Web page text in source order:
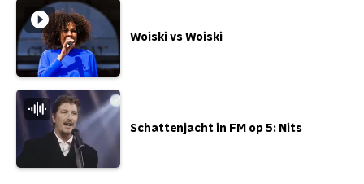
Woiski vs Woiski
Schattenjacht in FM op 5: Nits